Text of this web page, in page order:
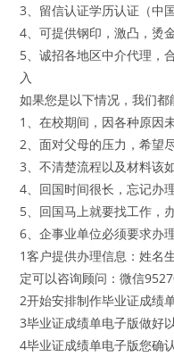
3、留信认证学历认证（中
4、可提供钢印，激凸，烫
5、诚招各地区中介代理，
入
如果您是以下情况，我们都
1、在校期间，因各种原因
2、面对父母的压力，希望
3、不清楚流程以及材料该
4、回国时间很长，忘记办
5、回国马上就要找工作，
6、企事业单位必须要求办
1客户提供办理信息：姓名
定可以咨询顾问：微信
2开始安排制作毕业证成绩
3毕业证成绩单电子版做好
4毕业证成绩单电子版您确